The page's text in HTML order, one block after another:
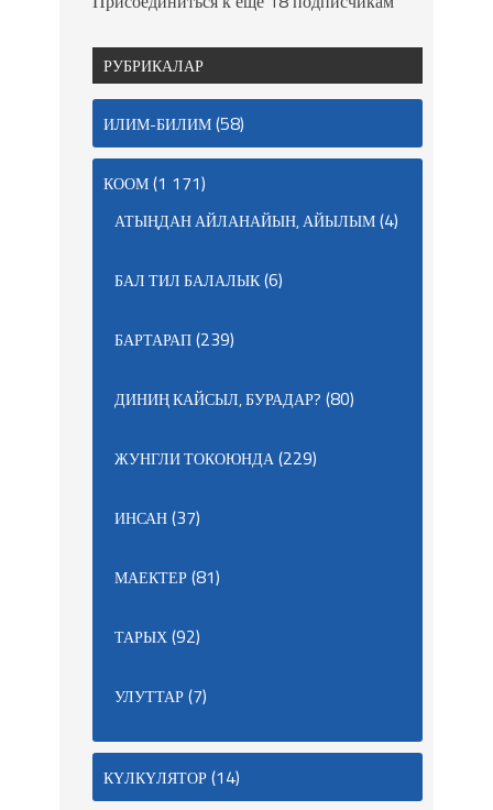
РУБРИКАЛАР
ИЛИМ-БИЛИМ(58)
КООМ(1 171)
АТЫҢДАН АЙЛАНАЙЫН, АЙЫЛЫМ(4)
БАЛ ТИЛ БАЛАЛЫК(6)
БАРТАРАП(239)
ДИНИҢ КАЙСЫЛ, БУРАДАР? (80)
ЖУНГЛИ ТОКОЮНДА(229)
ИНСАН(37)
МАЕКТЕР(81)
ТАРЫХ(92)
УЛУТТАР(7)
КҮЛКҮЛЯТОР(14)